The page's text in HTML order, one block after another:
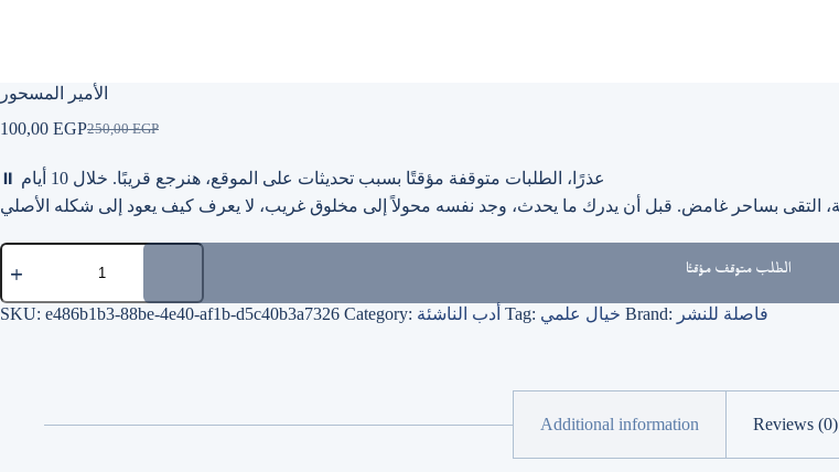
250,00EGP
Original
was:
250,00 EGP.
100,00 EGPCurrent
is:
100,00 EGP.
⏸
عذرًا، الطلبات متوقفة مؤقتًا بسبب تحديثات على الموقع، هنرجع قريبًا. خلال 10 أيام
الأمير
المسحور
الطلب متوقف مؤقتًا
SKU: e486b1b3-88be-4e40-af1b-d5c40b3a7326 Category: أدب الناشئة Tag: خيال علمي Brand: فاصلة للنشر
Additional information Reviews (0)